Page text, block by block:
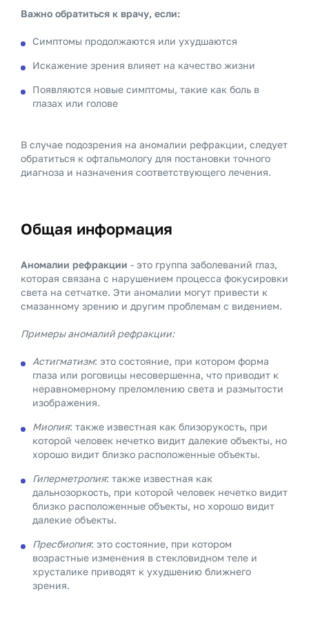
Важно обратиться к врачу, если:
Симптомы продолжаются или ухудшаются
Искажение зрения влияет на качество жизни
Появляются новые симптомы, такие как боль в
глазах или голове
В случае подозрения на аномалии рефракции, следует
обратиться к офтальмологу для постановки точного
диагноза и назначения соответствующего лечения.
Общая информация
Аномалии рефракции - это группа заболеваний глаз,
которая связана с нарушением процесса фокусировки
света на сетчатке. Эти аномалии могут привести к
смазанному зрению и другим проблемам с видением.
Примеры аномалий рефракции:
Астигматизм: это состояние, при котором форма
глаза или роговицы несовершенна, что приводит к
неравномерному преломлению света и размытости
изображения.
Миопия: также известная как близорукость, при
которой человек нечетко видит далекие объекты, но
хорошо видит близко расположенные объекты.
Гиперметропия: также известная как
дальнозоркость, при которой человек нечетко видит
близко расположенные объекты, но хорошо видит
далекие объекты.
Пресбиопия: это состояние, при котором
возрастные изменения в стекловидном теле и
хрусталике приводят к ухудшению ближнего
зрения.